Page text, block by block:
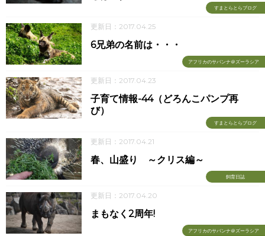
すまとらとらブログ
更新日：2017.04.25
アフリカのサバンナ＠ズーラシア
6兄弟の名前は・・・
更新日：2017.04.23
すまとらとらブログ
子育て情報-44（どろんこパンプ再
び）
更新日：2017.04.21
飼育日誌
春、山盛り ～クリス編～
更新日：2017.04.20
アフリカのサバンナ＠ズーラシア
まもなく2周年!